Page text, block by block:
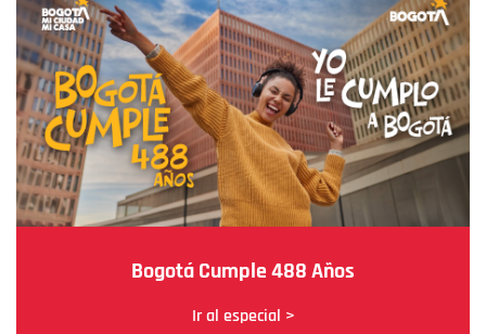
Bogotá Cumple 488 Años
Ir al especial >